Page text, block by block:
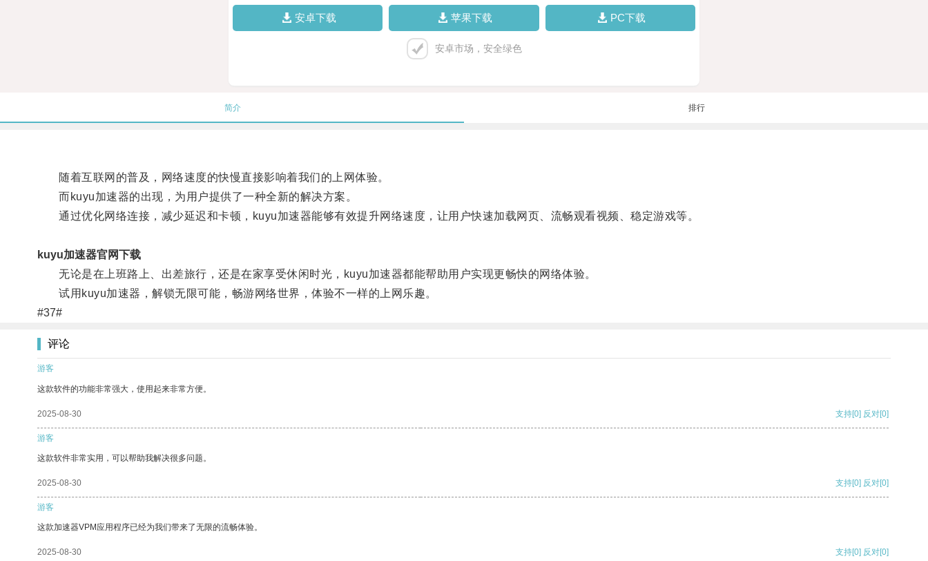
安卓下载 苹果下载 PC下载
安卓市场，安全绿色
简介 排行
随着互联网的普及，网络速度的快慢直接影响着我们的上网体验。
而kuyu加速器的出现，为用户提供了一种全新的解决方案。
通过优化网络连接，减少延迟和卡顿，kuyu加速器能够有效提升网络速度，让用户快速加载网页、流畅观看视频、稳定游戏等。
kuyu加速器官网下载
无论是在上班路上、出差旅行，还是在家享受休闲时光，kuyu加速器都能帮助用户实现更畅快的网络体验。
试用kuyu加速器，解锁无限可能，畅游网络世界，体验不一样的上网乐趣。
#37#
评论
游客
这款软件的功能非常强大，使用起来非常方便。
2025-08-30 支持[0] 反对[0]
游客
这款软件非常实用，可以帮助我解决很多问题。
2025-08-30 支持[0] 反对[0]
游客
这款加速器VPM应用程序已经为我们带来了无限的流畅体验。
2025-08-30 支持[0] 反对[0]